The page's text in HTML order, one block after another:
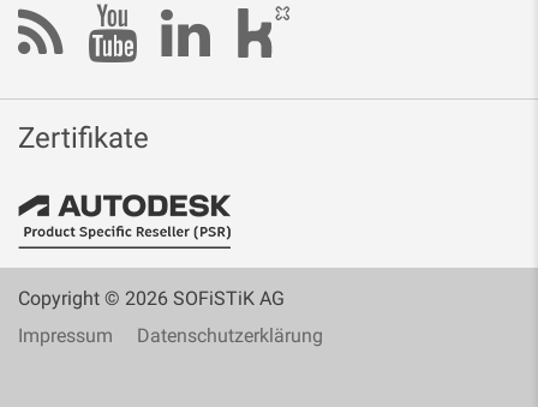
Zertifikate
Copyright © 2026 SOFiSTiK AG
Impressum
Datenschutzerklärung